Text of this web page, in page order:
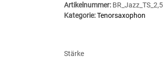
Artikelnummer: BR_Jazz_TS_2,5
Kategorie:Tenorsaxophon
Stärke